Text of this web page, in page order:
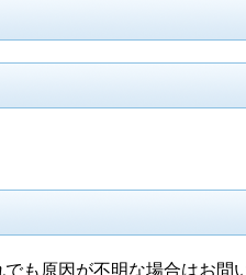
も原因が不明な場合はお問